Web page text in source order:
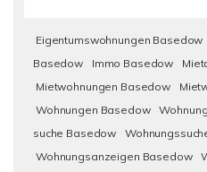
Eigentumswohnungen Basedow
Basedow
Immo Basedow
Mietwohnungen Basedow
Wohnungen Basedow
suche Basedow
Wohnungsanzeigen Basedow